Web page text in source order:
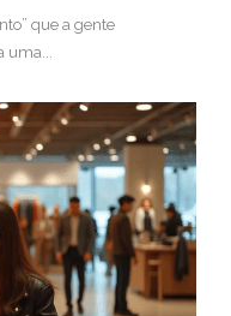
que a gente
uma...